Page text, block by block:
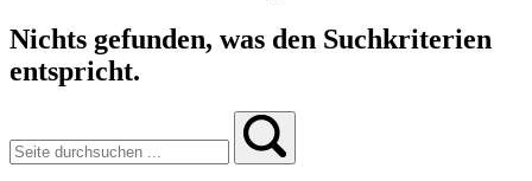
Nichts gefunden, was den Suchkriterien
entspricht.